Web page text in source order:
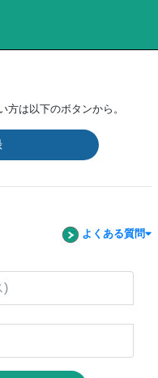
は以下のボタンから。
よくある質問